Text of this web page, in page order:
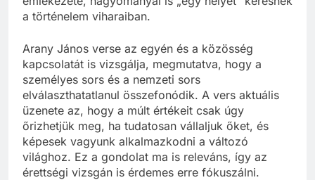
a történelem viharaiban.
Arany János verse az egyén és a közösség
kapcsolatát is vizsgálja, megmutatva, hogy a
személyes sors és a nemzeti sors
elválaszthatatlanul összefonódik. A vers aktuális
üzenete az, hogy a múlt értékeit csak úgy
őrizhetjük meg, ha tudatosan vállaljuk őket, és
képesek vagyunk alkalmazkodni a változó
világhoz. Ez a gondolat ma is releváns, így az
érettségi vizsgán is érdemes erre fókuszálni.